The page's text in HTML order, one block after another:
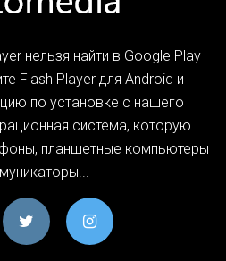
нельзя найти в Google Play
Flash Player для Android и
по установке с нашего
система, которую
планшетные компьютеры